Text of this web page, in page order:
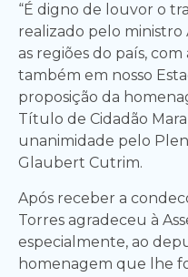
“É digno de louvor o
realizado pelo ministro
as regiões do país,
também em nosso
proposição da
Título de Cidadão
unanimidade pelo
Glaubert Cutrim.
Após receber a
Torres agradeceu à
especialmente, ao
homenagem que lhe